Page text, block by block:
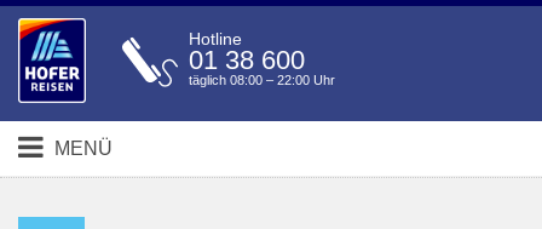
Hotline
01 38 600
täglich 08:00 – 22:00 Uhr
MENÜ